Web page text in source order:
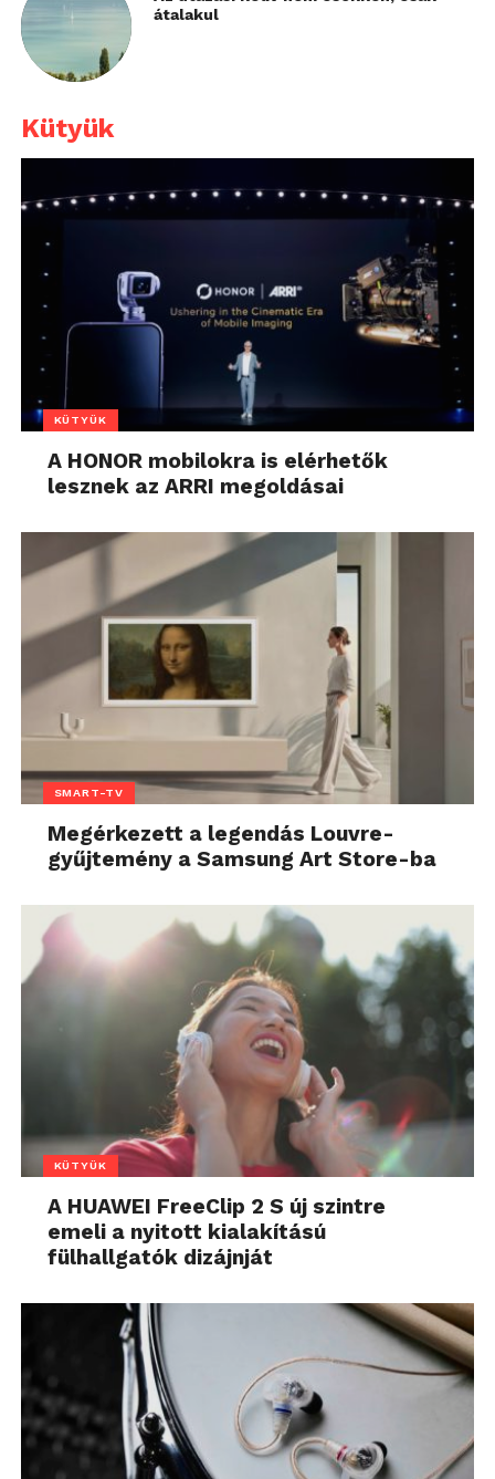
átalakul
Kütyük
KÜTYÜK
A HONOR mobilokra is elérhetők
lesznek az ARRI megoldásai
SMART-TV
Megérkezett a legendás Louvre-
gyűjtemény a Samsung Art Store-ba
KÜTYÜK
A HUAWEI FreeClip 2 S új szintre
emeli a nyitott kialakítású
fülhallgatók dizájnját